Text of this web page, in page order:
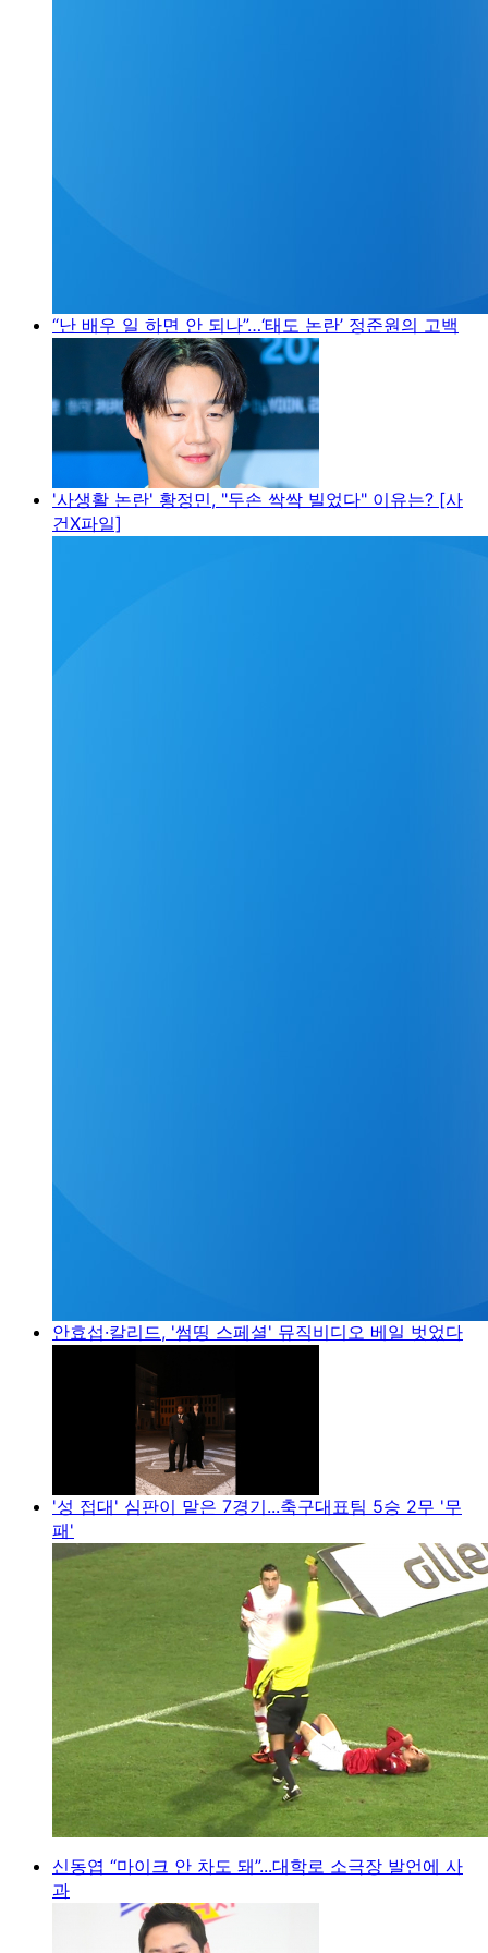
“난 배우 일 하면 안 되나”…‘태도 논란’ 정준원의 고백
'사생활 논란' 황정민, "두손 싹싹 빌었다" 이유는? [사
건X파일]
안효섭·칼리드, '썸띵 스페셜' 뮤직비디오 베일 벗었다
'성 접대' 심판이 맡은 7경기...축구대표팀 5승 2무 '무
패'
신동엽 “마이크 안 차도 돼”...대학로 소극장 발언에 사
과